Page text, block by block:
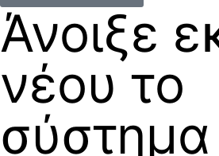
Άνοιξε
νέου το